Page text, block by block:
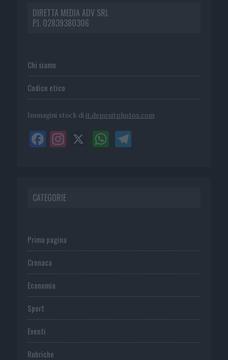
DIRETTA MEDIA ADV SRL
P.I. 02839380306
Chi siamo
Codice etico
Immagini stock di it.depositphotos.com
CATEGORIE
Prima pagina
Cronaca
Economia
Sport
Eventi
Rubriche